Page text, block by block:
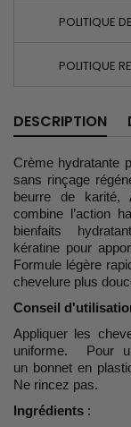
POLITIQUE
POLITIQUE
DESCRIPTION
Crème hydratante
sans rinçage
beurre de karité,
combine l’action
bienfaits
kératine pour
Formule légère
chevelure plus
Conseil
Appliquer les
uniforme. Pour
un bonnet en
Ne rincez pas.
Ingrédients :